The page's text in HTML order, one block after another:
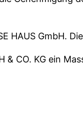
HAUS GmbH.
CO. KG ein